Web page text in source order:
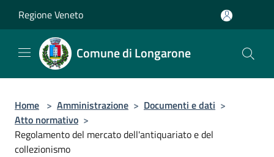
Regione Veneto
Comune di Longarone
Home > Amministrazione > Documenti e dati >
Atto normativo >
Regolamento del mercato dell'antiquariato e del
collezionismo